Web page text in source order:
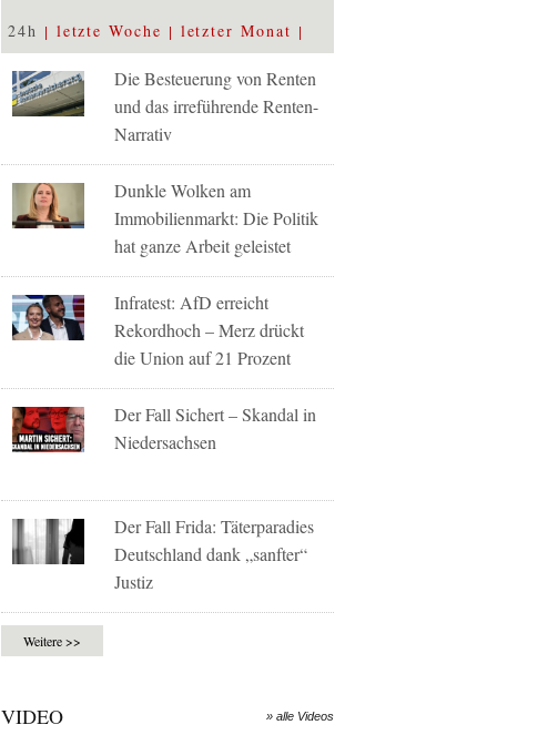
24h letzte Woche letzter Monat
Die Besteuerung von Renten
und das irreführende Renten-
Narrativ
Dunkle Wolken am
Immobilienmarkt: Die Politik
hat ganze Arbeit geleistet
Infratest: AfD erreicht
Rekordhoch – Merz drückt
die Union auf 21 Prozent
Der Fall Sichert – Skandal in
Niedersachsen
Der Fall Frida: Täterparadies
Deutschland dank „sanfter“
Justiz
Weitere >>
VIDEO » alle Videos